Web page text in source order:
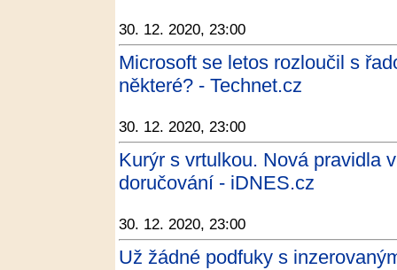
30. 12. 2020, 23:00
Microsoft se letos rozloučil s
některé? - Technet.cz
30. 12. 2020, 23:00
Kurýr s vrtulkou. Nová pravidla
doručování - iDNES.cz
30. 12. 2020, 23:00
Už žádné podfuky s